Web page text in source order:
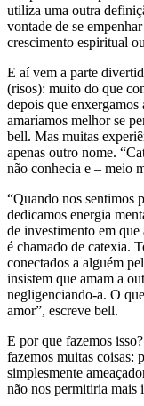
utiliza uma outra
vontade de se
crescimento espiritual
E aí vem a parte
(risos): muito do que
depois que enxergamos
amaríamos melhor se
bell. Mas muitas
apenas outro nome.
não conhecia e – meio
“Quando nos sentimos
dedicamos energia
de investimento em que
é chamado de catexia.
conectados a alguém
insistem que amam a
negligenciando-a. O
amor”, escreve bell.
E por que fazemos
fazemos muitas coisas:
simplesmente
não nos permitiria mais